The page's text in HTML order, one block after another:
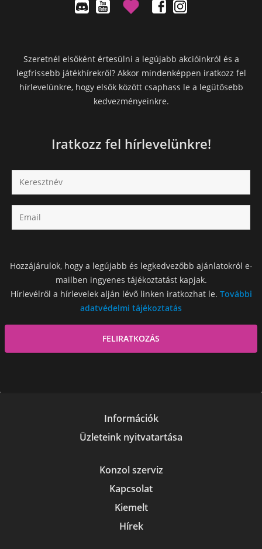
Szeretnél elsőként értesülni a legújabb akcióinkról és a
legfrissebb játékhírekről? Akkor mindenképpen iratkozz fel
hírlevelünkre, hogy elsők között csaphass le a legütősebb
kedvezményeinkre.
Iratkozz fel hírlevelünkre!
Hozzájárulok, hogy a legújabb és legkedvezőbb ajánlatokról e-
mailben ingyenes tájékoztatást kapjak.
Hírlevélről a hírlevelek alján lévő linken iratkozhat le. További
adatvédelmi tájékoztatás
Információk
Üzleteink nyitvatartása
Konzol szerviz
Kapcsolat
Kiemelt
Hírek